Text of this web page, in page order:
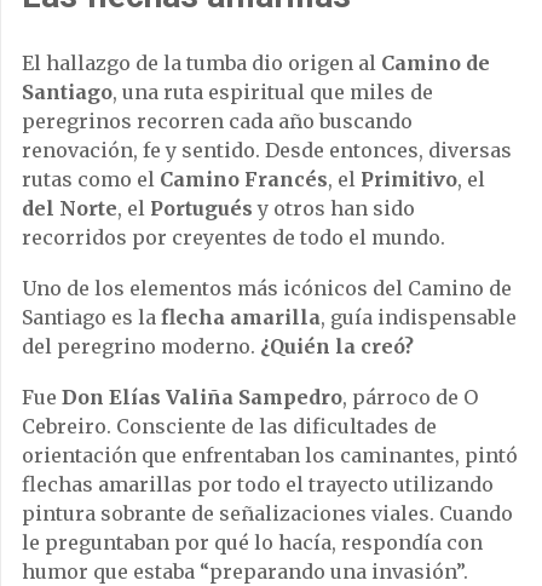
El hallazgo de la tumba dio origen al Camino de
Santiago, una ruta espiritual que miles de
peregrinos recorren cada año buscando
renovación, fe y sentido. Desde entonces, diversas
rutas como el Camino Francés, el Primitivo, el
del Norte, el Portugués y otros han sido
recorridos por creyentes de todo el mundo.
Uno de los elementos más icónicos del Camino de
Santiago es la flecha amarilla, guía indispensable
del peregrino moderno. ¿Quién la creó?
Fue Don Elías Valiña Sampedro, párroco de O
Cebreiro. Consciente de las dificultades de
orientación que enfrentaban los caminantes, pintó
flechas amarillas por todo el trayecto utilizando
pintura sobrante de señalizaciones viales. Cuando
le preguntaban por qué lo hacía, respondía con
humor que estaba “preparando una invasión”.